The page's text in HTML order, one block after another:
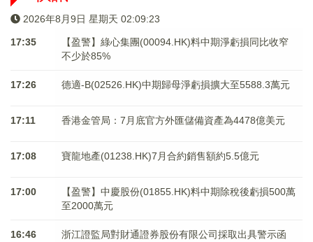
2026年8月9日 星期天 02:09:23
17:35
【盈警】綠心集團(00094.HK)料中期淨虧損同比收窄
不少於85%
17:26 德適-B(02526.HK)中期歸母淨虧損擴大至5588.3萬元
17:11 香港金管局：7月底官方外匯儲備資產為4478億美元
17:08 寶龍地產(01238.HK)7月合約銷售額約5.5億元
17:00
【盈警】中慶股份(01855.HK)料中期除稅後虧損500萬
至2000萬元
16:46
浙江證監局對財通證券股份有限公司採取出具警示函